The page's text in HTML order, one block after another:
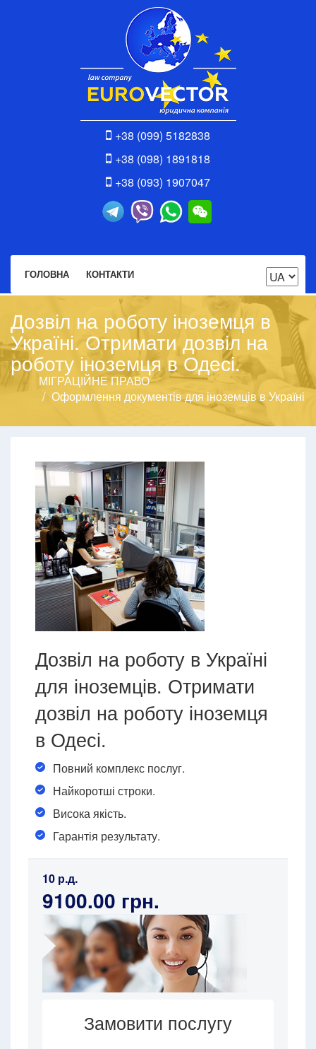
+38 (099) 5182838
+38 (098) 1891818
+38 (093) 1907047
ГОЛОВНА КОНТАКТИ
Дозвіл на роботу іноземця в
Україні. Отримати дозвіл на
роботу іноземця в Одесі.
МІГРАЦІЙНЕ ПРАВО
Оформлення документів для іноземців в Україні
Дозвіл на роботу в Україні
для іноземців. Отримати
дозвіл на роботу іноземця
в Одесі.
Повний комплекс послуг.
Найкоротші строки.
Висока якість.
Гарантія результату.
10 р.д.
9100.00 грн.